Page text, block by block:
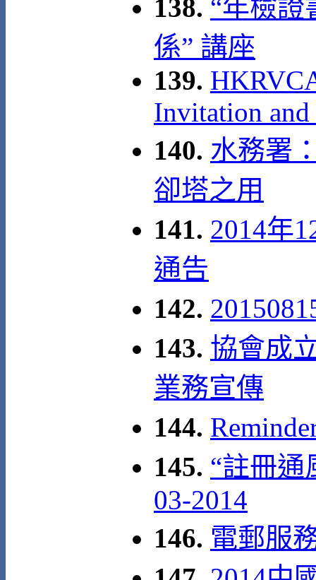
138. “年檢證
係” 講座
139.
Invitation and
140. 水務署
卻塔之用
141. 2014年
通告
142.
143. 協會成
業務宣傳
144.
145. “註冊通
03-2014
146. 電郵服